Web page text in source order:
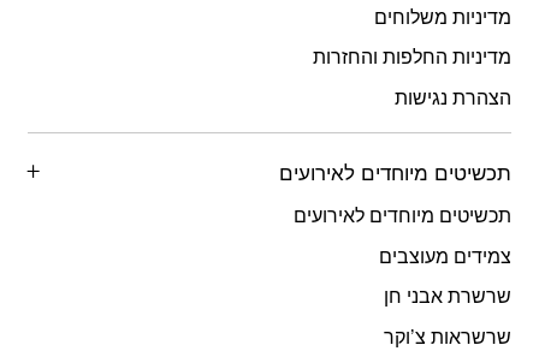
מדיניות משלוחים
מדיניות החלפות והחזרות
הצהרת נגישות
תכשיטים מיוחדים לאירועים
תכשיטים מיוחדים לאירועים
צמידים מעוצבים
שרשרת אבני חן
שרשראות צ’וקר